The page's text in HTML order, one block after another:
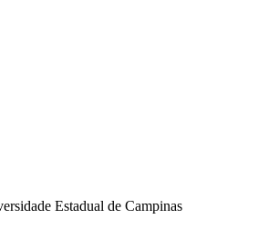
Estadual de Campinas